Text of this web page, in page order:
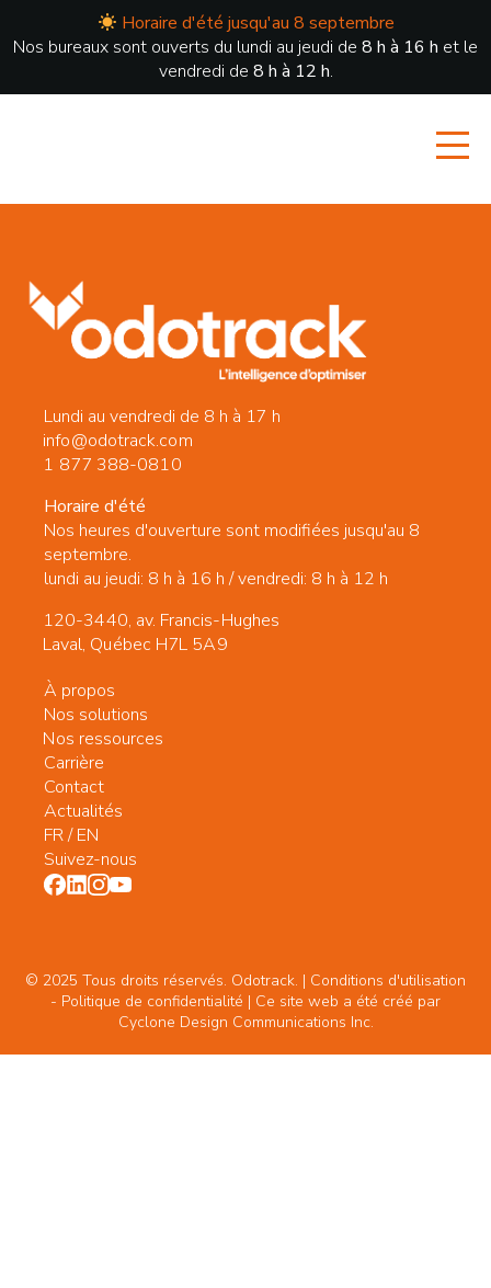
Horaire d'été jusqu'au 8 septembre
Nos bureaux sont ouverts du lundi au jeudi de 8 h à 16 h et le
vendredi de 8 h à 12 h.
Lundi au vendredi de 8 h à 17 h
info@odotrack.com
1 877 388-0810
Horaire d'été
Nos heures d'ouverture sont modifiées jusqu'au 8
septembre.
lundi au jeudi: 8 h à 16 h / vendredi: 8 h à 12 h
120-3440, av. Francis-Hughes
Laval, Québec H7L 5A9
À propos
Nos solutions
Nos ressources
Carrière
Contact
Actualités
FR/EN
Suivez-nous
© 2025 Tous droits réservés. Odotrack. | Conditions d'utilisation
- Politique de confidentialité | Ce site web a été créé par
Cyclone Design Communications Inc.